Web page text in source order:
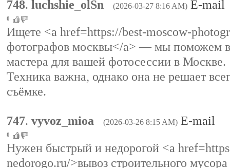
748. luchshie_olSn (2026-03-27 8:16 AM) E-mail
0
Ищете <a href=https://best-moscow-
фотографов москвы</a> — мы поможем
мастера для вашей фотосессии в Москве.
Техника важна, однако она не решает
съёмке.
747. vyvoz_mioa (2026-03-26 8:15 AM) E-mail
0
Нужен быстрый и недорогой <a
nedorogo.ru/>вывоз строительного